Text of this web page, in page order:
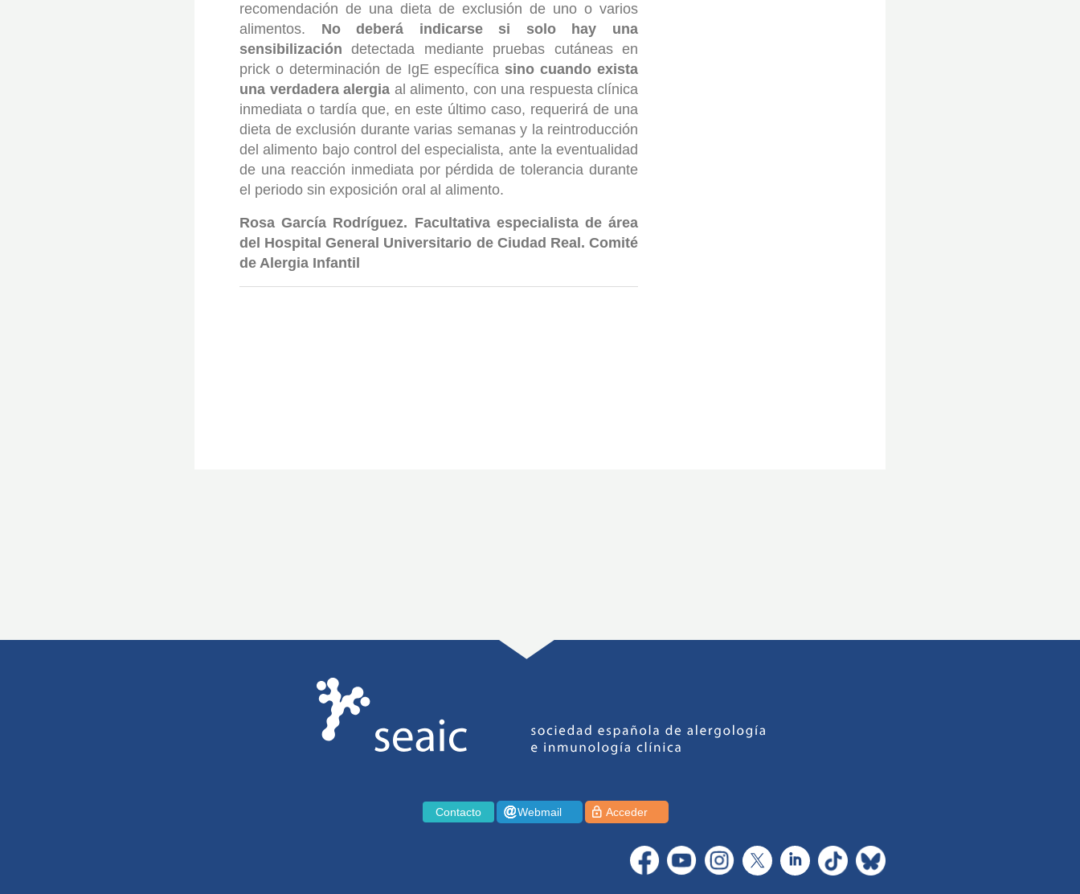
recomendación de una dieta de exclusión de uno o varios
alimentos. No deberá indicarse
si solo hay una
sensibilización detectada mediante pruebas cutáneas en
prick o determinación de IgE específica sino cuando exista
una verdadera alergia al alimento, con una respuesta clínica
inmediata o tardía que, en este último caso, requerirá de una
dieta de exclusión durante varias semanas y la reintroducción
del alimento bajo control del especialista, ante la eventualidad
de una reacción inmediata por pérdida de tolerancia durante
el periodo sin exposición oral al alimento.
Rosa García Rodríguez. Facultativa especialista de área
del Hospital General Universitario de Ciudad Real. Comité
de Alergia Infantil
Contacto Webmail Acceder